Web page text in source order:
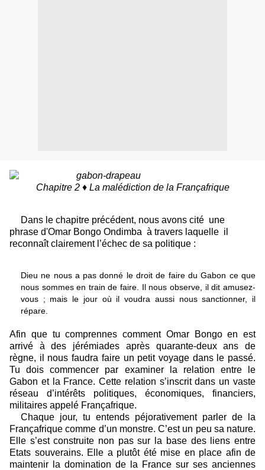
Chapitre 2 ♦ La malédiction de la Françafrique
Dans le chapitre précédent, nous avons cité une
phrase d'Omar Bongo Ondimba à travers laquelle il
reconnaît clairement l’échec de sa politique :
Dieu ne nous a pas donné le droit de faire du Gabon ce que
nous sommes en train de faire. Il nous observe, il dit amusez-
vous ; mais le jour où il voudra aussi nous sanctionner, il
répare.
Afin que tu comprennes comment Omar Bongo en est
arrivé à des jérémiades après quarante-deux ans de
règne, il nous faudra faire un petit voyage dans le passé.
Tu dois commencer par examiner la relation entre le
Gabon et la France. Cette relation s’inscrit dans un vaste
réseau d’intérêts politiques, économiques, financiers,
militaires appelé Françafrique.
Chaque jour, tu entends péjorativement parler de la
Françafrique comme d’un monstre. C’est un peu sa nature.
Elle s’est construite non pas sur la base des liens entre
Etats souverains. Elle a plutôt été mise en place afin de
maintenir la domination de la France sur ses anciennes